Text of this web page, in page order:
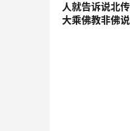
人就告诉说北
大乘佛教非佛